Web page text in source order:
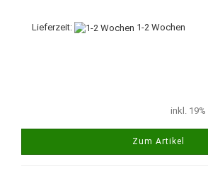
Lieferzeit: 1-2 Wochen
inkl.
Zum Artikel